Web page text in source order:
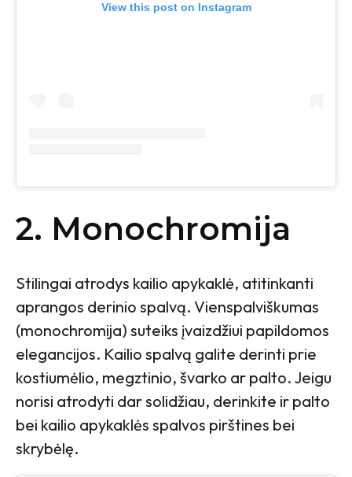
View this post on Instagram
2. Monochromija
Stilingai atrodys kailio apykaklė, atitinkanti
aprangos derinio spalvą. Vienspalviškumas
(monochromija) suteiks įvaizdžiui papildomos
elegancijos. Kailio spalvą galite derinti prie
kostiumėlio, megztinio, švarko ar palto. Jeigu
norisi atrodyti dar solidžiau, derinkite ir palto
bei kailio apykaklės spalvos pirštines bei
skrybėlę.